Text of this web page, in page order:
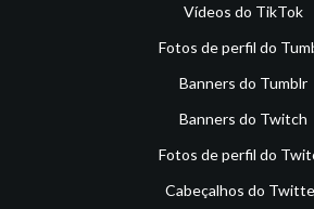
Vídeos do TikTok
Fotos de perfil do
Banners do Tumblr
Banners do Twitch
Fotos de perfil do
Cabeçalhos do